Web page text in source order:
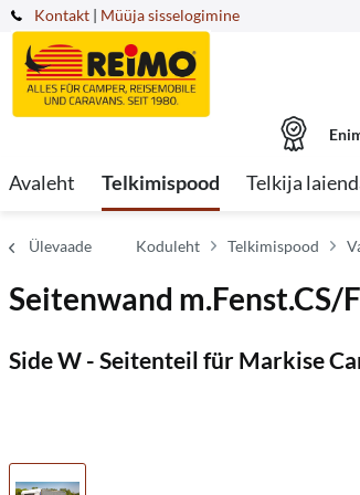
Kontakt | Müüja sisselogimine
Avaleht Telkimispood Telkija
Ülevaade Koduleht Telkimispood
Seitenwand m.Fenst.CS/
Side W - Seitenteil für Markise